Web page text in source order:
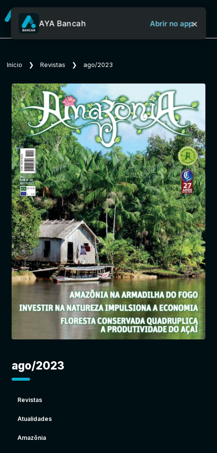
Sobre o Aya Bancah
Início
Revistas
Jornais
Notícias
Entrar
AYA Bancah Abrir no app×
Início ❯ Revistas ❯ ago/2023
ago/2023
Revistas
Atualidades
Amazônia